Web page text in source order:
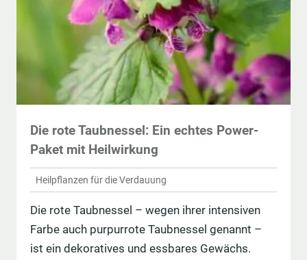
Die rote Taubnessel: Ein echtes Power-
Paket mit Heilwirkung
Heilpflanzen für die Verdauung
Die rote Taubnessel – wegen ihrer intensiven
Farbe auch purpurrote Taubnessel genannt –
ist ein dekoratives und essbares Gewächs.